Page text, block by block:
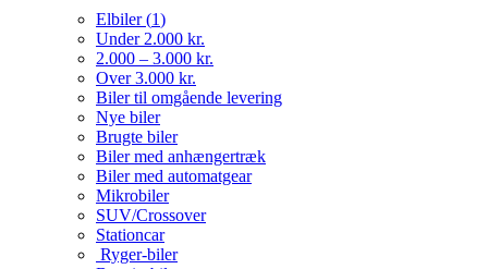
Elbiler (1)
Under 2.000 kr.
2.000 – 3.000 kr.
Over 3.000 kr.
Biler til omgående levering
Nye biler
Brugte biler
Biler med anhængertræk
Biler med automatgear
Mikrobiler
SUV/Crossover
Stationcar
Ryger-biler